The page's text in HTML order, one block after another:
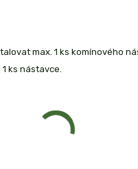
max. 1 ks komínového
ks nástavce.